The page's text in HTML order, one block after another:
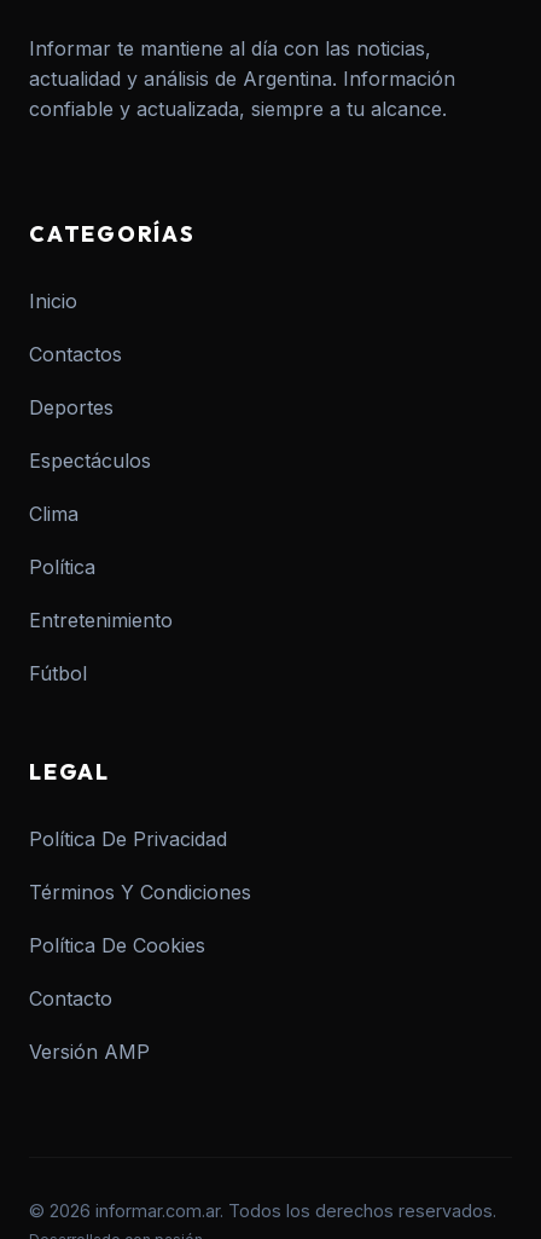
Informar te mantiene al día con las noticias,
actualidad y análisis de Argentina. Información
confiable y actualizada, siempre a tu alcance.
CATEGORÍAS
Inicio
Contactos
Deportes
Espectáculos
Clima
Política
Entretenimiento
Fútbol
LEGAL
Política De Privacidad
Términos Y Condiciones
Política De Cookies
Contacto
Versión AMP
© 2026 informar.com.ar. Todos los derechos reservados.